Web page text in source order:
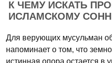
К ЧЕМУ ИСКАТЬ
ИСЛАМСКОМУ
Для верующих мусульман
напоминает о том, что
истинная опора остается